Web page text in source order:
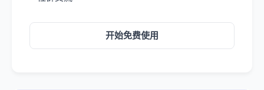
开始免费使用